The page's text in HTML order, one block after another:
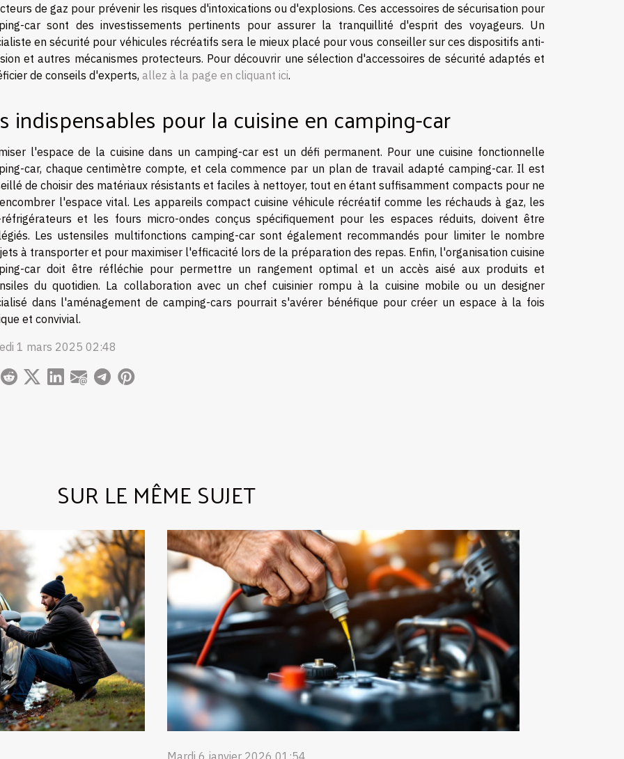
de gaz pour prévenir les risques d'intoxications ou d'explosions. Ces accessoires de sécurisation pour
car sont des investissements pertinents pour assurer la tranquillité d'esprit des voyageurs. Un
en sécurité pour véhicules récréatifs sera le mieux placé pour vous conseiller sur ces dispositifs anti-
et autres mécanismes protecteurs. Pour découvrir une sélection d'accessoires de sécurité adaptés et
de conseils d'experts, allez à la page en cliquant ici.
indispensables pour la cuisine en camping-car
l'espace de la cuisine dans un camping-car est un défi permanent. Pour une cuisine fonctionnelle
car, chaque centimètre compte, et cela commence par un plan de travail adapté camping-car. Il est
de choisir des matériaux résistants et faciles à nettoyer, tout en étant suffisamment compacts pour ne
l'espace vital. Les appareils compact cuisine véhicule récréatif comme les réchauds à gaz, les
réfrigérateurs et les fours micro-ondes conçus spécifiquement pour les espaces réduits, doivent être
Les ustensiles multifonctions camping-car sont également recommandés pour limiter le nombre
à transporter et pour maximiser l'efficacité lors de la préparation des repas. Enfin, l'organisation cuisine
car doit être réfléchie pour permettre un rangement optimal et un accès aisé aux produits et
du quotidien. La collaboration avec un chef cuisinier rompu à la cuisine mobile ou un designer
dans l'aménagement de camping-cars pourrait s'avérer bénéfique pour créer un espace à la fois
et convivial.
1 mars 2025 02:48
SUR LE MÊME SUJET